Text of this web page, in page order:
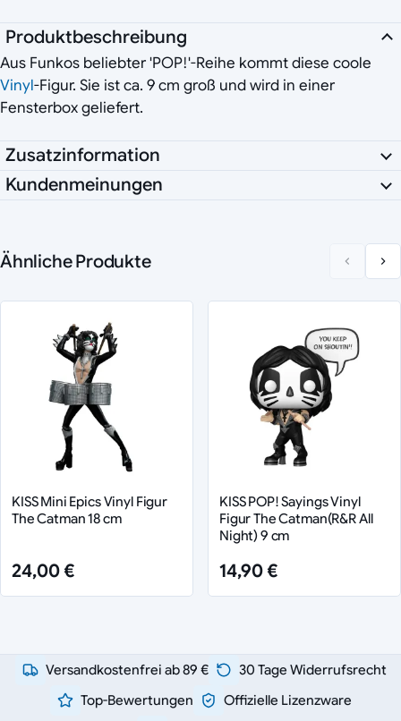
Produktbeschreibung
Aus Funkos beliebter 'POP!'-Reihe kommt diese coole
Vinyl-Figur. Sie ist ca. 9 cm groß und wird in einer
Fensterbox geliefert.
Zusatzinformation
Kundenmeinungen
Ähnliche Produkte
KISS Mini Epics Vinyl Figur
The Catman 18 cm
24,00 €
KISS POP! Sayings Vinyl
Figur The Catman(R&R All
Night) 9 cm
14,90 €
Versandkostenfrei ab 89 €
30 Tage Widerrufsrecht
Top-Bewertungen
Offizielle Lizenzware